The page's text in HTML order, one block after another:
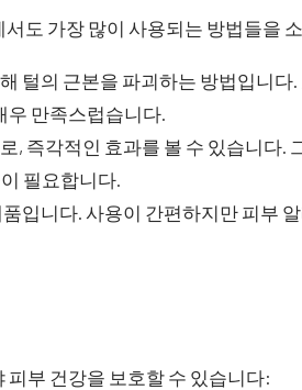
도 가장 많이 사용되는 방법들을
털의 근본을 파괴하는 방법입니다
우 만족스럽습니다.
, 즉각적인 효과를 볼 수 있습니다.
필요합니다.
입니다. 사용이 간편하지만 피부
부 건강을 보호할 수 있습니다: